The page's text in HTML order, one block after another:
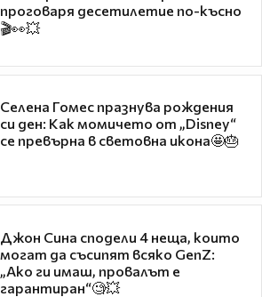
проговаря десетилетие по-късно
🎬👀💥
Селена Гомес празнува рождения
си ден: Как момичето от „Disney“
се превърна в световна икона🤩🎂
Джон Сина сподели 4 неща, които
могат да съсипят всяко GenZ:
„Ако ги имаш, провалът е
гарантиран“🧐💥